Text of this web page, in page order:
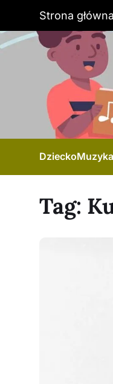
Strona główna
DzieckoMuzyka
Tag: